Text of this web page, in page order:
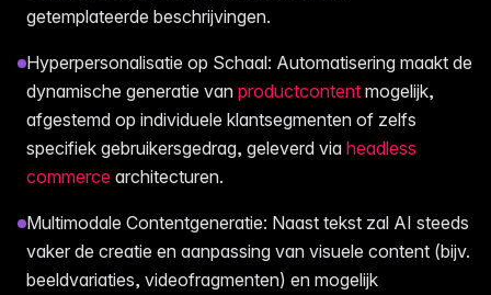
getemplateerde beschrijvingen.
Hyperpersonalisatie op Schaal: Automatisering maakt de
dynamische generatie van productcontent mogelijk,
afgestemd op individuele klantsegmenten of zelfs
specifiek gebruikersgedrag, geleverd via headless
commerce architecturen.
Multimodale Contentgeneratie: Naast tekst zal AI steeds
vaker de creatie en aanpassing van visuele content (bijv.
beeldvariaties, videofragmenten) en mogelijk